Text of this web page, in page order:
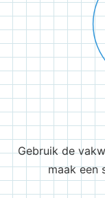
Gebruik de
maak een